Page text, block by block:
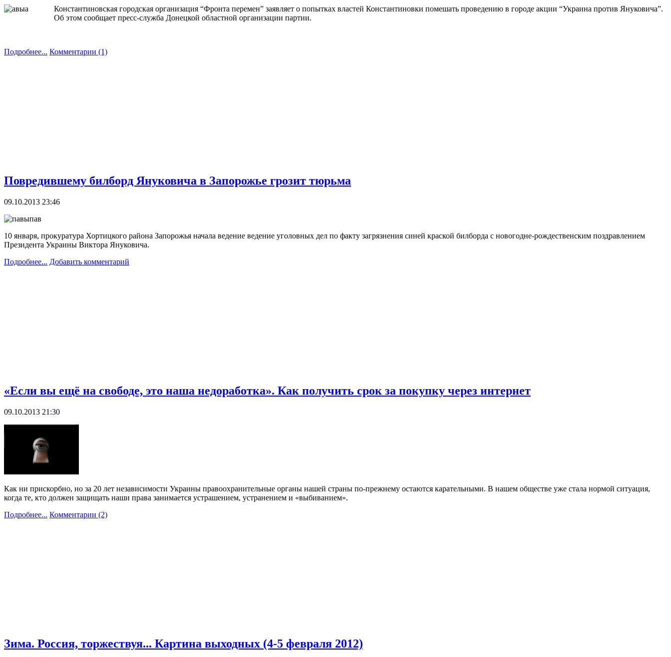
Константиновская городская организация “Фронта перемен” заявляет о попытках властей Константиновки помешать проведению в городе акции “Украина против Януковича”.
Об этом сообщает пресс-служба Донецкой областной организации партии.
Подробнее... Комментарии (1)
Повредившему билборд Януковича в Запорожье грозит тюрьма
09.10.2013 23:46
10 января, прокуратура Хортицкого района Запорожья начала ведение ведение уголовных дел по факту загрязнения синей краской билборда с новогодне-рождественским поздравлением
Президента Украины Виктора Януковича.
Подробнее... Добавить комментарий
«Если вы ещё на свободе, это наша недоработка». Как получить срок за покупку через интернет
09.10.2013 21:30
Как ни прискорбно, но за 20 лет независимости Украины правоохранительные органы нашей страны по-прежнему остаются карательными. В нашем обществе уже стала нормой ситуация,
когда те, кто должен защищать наши права занимается устрашением, устранением и «выбиванием».
Подробнее... Комментарии (2)
Зима. Россия, торжествуя... Картина выходных (4-5 февраля 2012)